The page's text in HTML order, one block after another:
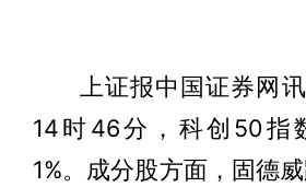
上证报中国证券网
14时46分，科创50指
1%。成分股方面，固德